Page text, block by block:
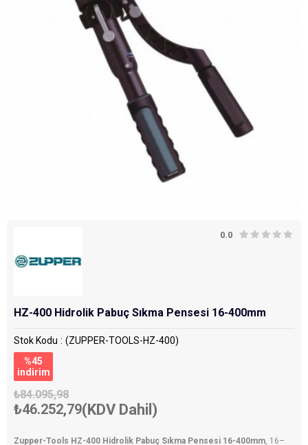
0.0
HZ-400 Hidrolik Pabuç Sıkma Pensesi 16-400mm
Stok Kodu
(ZUPPER-TOOLS-HZ-400)
%45
i̇ndirim
₺84.095,98
₺46.252,79(KDV Dahil)
Zupper-Tools HZ-400 Hidrolik Pabuç Sıkma Pensesi 16-400mm, 16–